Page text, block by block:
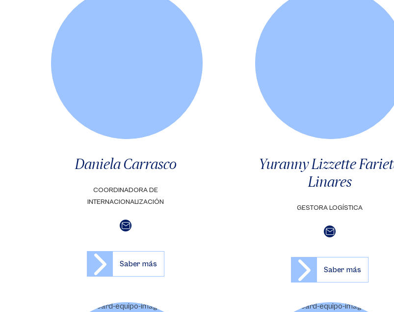
Daniela Carrasco
COORDINADORA DE
INTERNACIONALIZACIÓN
Saber más
Yuranny Lizzette
Linares
GESTORA LOGÍSTICA
Saber más